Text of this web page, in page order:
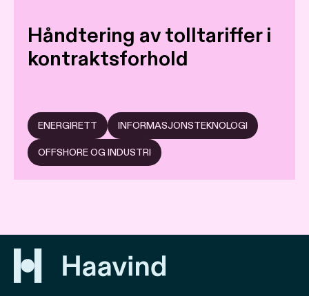
Håndtering av tolltariffer i
kontraktsforhold
ENERGIRETT INFORMASJONSTEKNOLOGI
OFFSHORE OG INDUSTRI